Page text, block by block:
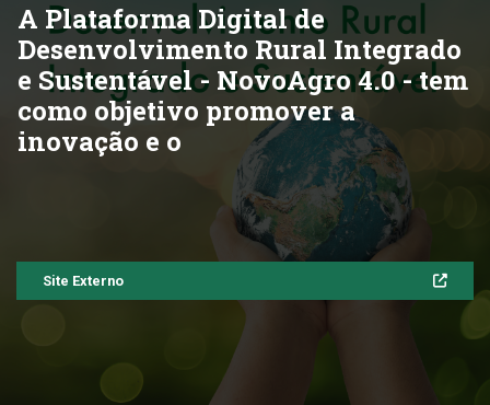
A Plataforma Digital de
Desenvolvimento Rural Integrado
e Sustentável - NovoAgro 4.0 - tem
como objetivo promover a
inovação e o
Site Externo